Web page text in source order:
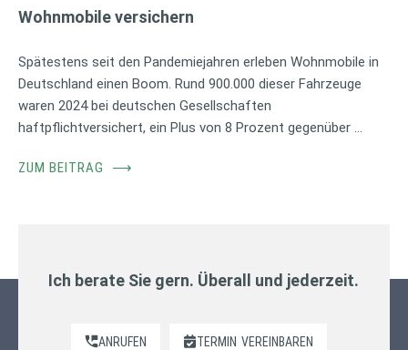
Wohnmobile versichern
Spätestens seit den Pandemiejahren erleben Wohnmobile in
Deutschland einen Boom. Rund 900.000 dieser Fahrzeuge
waren 2024 bei deutschen Gesellschaften
haftpflichtversichert, ein Plus von 8 Prozent gegenüber …
ZUM BEITRAG ⟶
Ich berate Sie gern. Überall und jederzeit.
ANRUFEN TERMIN VEREINBAREN